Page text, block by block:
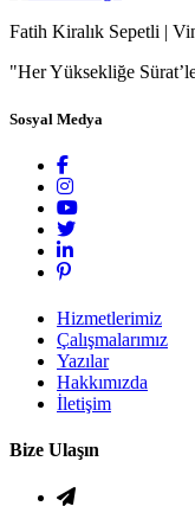
Fatih Kiralık Sepetli |
"Her Yüksekliğe
Sosyal Medya
Hizmetlerimiz
Çalışmalarımız
Yazılar
Hakkımızda
İletişim
Bize Ulaşın